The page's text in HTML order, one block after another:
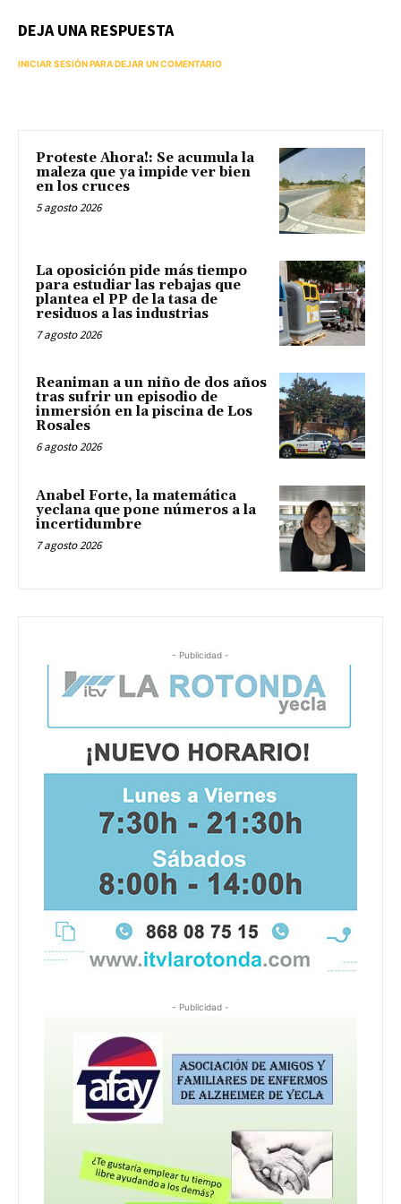
DEJA UNA RESPUESTA
INICIAR SESIÓN PARA DEJAR UN COMENTARIO
Proteste Ahora!: Se acumula la
maleza que ya impide ver bien
en los cruces
5 agosto 2026
La oposición pide más tiempo
para estudiar las rebajas que
plantea el PP de la tasa de
residuos a las industrias
7 agosto 2026
Reaniman a un niño de dos años
tras sufrir un episodio de
inmersión en la piscina de Los
Rosales
6 agosto 2026
Anabel Forte, la matemática
yeclana que pone números a la
incertidumbre
7 agosto 2026
- Publicidad -
- Publicidad -